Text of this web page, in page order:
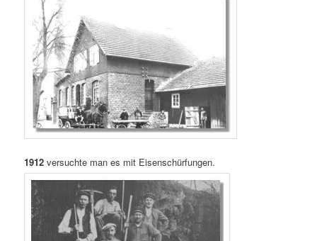
1912 versuchte man es mit Eisenschürfungen.